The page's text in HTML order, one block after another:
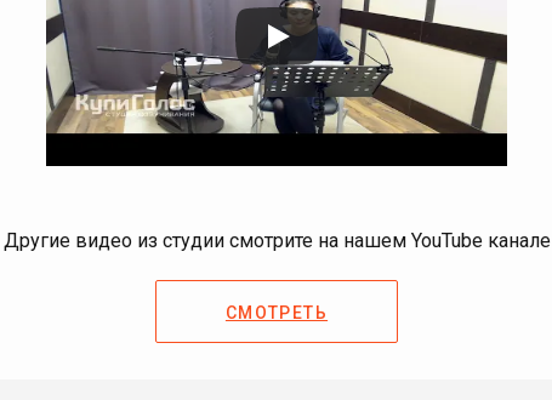
Другие видео из студии смотрите на нашем YouTube канале
СМОТРЕТЬ